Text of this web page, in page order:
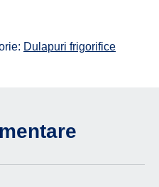
Dulapuri frigorifice